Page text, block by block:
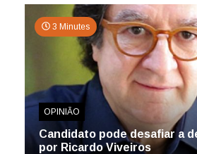
3 Minutes
OPINIÃO
Candidato pode desafiar a
por Ricardo Viveiros